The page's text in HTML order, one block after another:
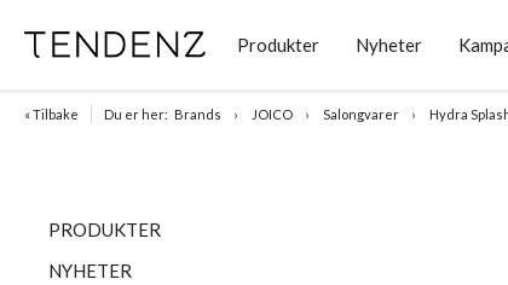
Produkter Nyheter
« Tilbake Du er her: Brands JOICO Salongvarer Hydra
PRODUKTER
NYHETER